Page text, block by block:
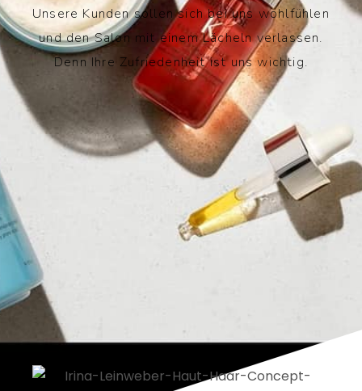
Unsere Kunden sollen sich bei uns wohlfühlen
und den Salon mit einem Lächeln verlassen.
Denn Ihre Zufriedenheit ist uns wichtig.